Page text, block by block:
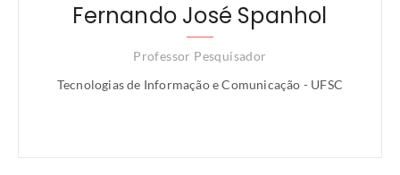
Fernando José Spanhol
Professor Pesquisador
Tecnologias de Informação e Comunicação - UFSC